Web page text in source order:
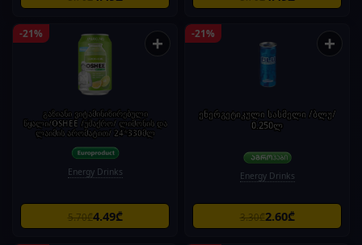
-21% +
გაზიანი ვიტამინიზირებული
წყალი/OSHEE /უშაქრო/ ლიმონის და
ლაიმის არომატით/ 24*330მლ
Energy Drinks
5.70₾4.49₾
-21% +
ენერგეტიკული სასმელი /ბლუ/
0.250ლ
Energy Drinks
3.30₾2.60₾